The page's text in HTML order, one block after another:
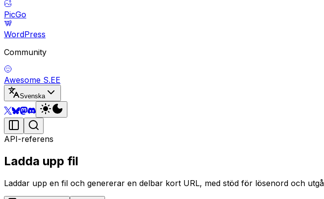
PicGo
WordPress
Community
Awesome S.EE
Svenska
API-referens
Ladda upp fil
Laddar upp en fil och genererar en delbar kort URL, med stöd för lösenord och